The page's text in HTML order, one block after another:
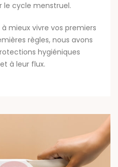
le cycle menstruel.
mieux vivre vos premiers
règles, nous avons
hygiéniques
à leur flux.